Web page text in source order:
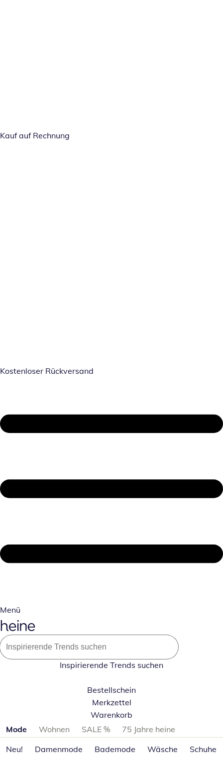
Kauf auf Rechnung
Kostenloser Rückversand
Menü
Inspirierende Trends suchen
Bestellschein
Merkzettel
Warenkorb
Produktkategorien überspringen
Mode Wohnen SALE %
75 Jahre heine
Neu!
Damenmode Bademode Wäsche Schuhe